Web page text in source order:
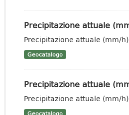
Precipitazione attuale
Precipitazione attuale (mm/h)
Geocatalogo
Precipitazione attuale
Precipitazione attuale (mm/